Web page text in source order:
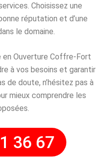
Choisissez une
réputation et d’une
le domaine.
en Ouverture Coffre-Fort
à vos besoins et garantir
de doute, n’hésitez pas à
mieux comprendre les
36 67